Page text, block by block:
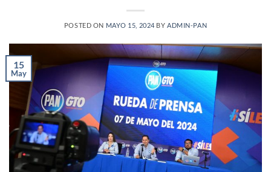
POSTED ON MAYO 15, 2024 BYADMIN-PAN
15
May